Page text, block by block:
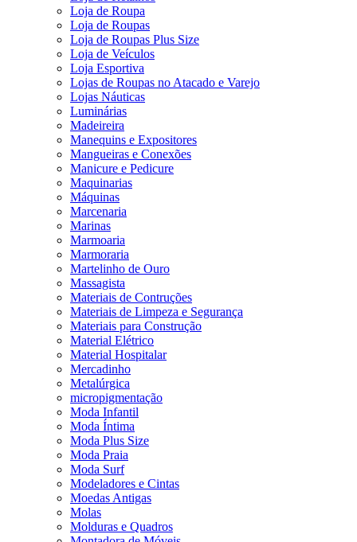
Loja de Roupa
Loja de Roupas
Loja de Roupas Plus Size
Loja de Veículos
Loja Esportiva
Lojas de Roupas no Atacado e Varejo
Lojas Náuticas
Luminárias
Madeireira
Manequins e Expositores
Mangueiras e Conexões
Manicure e Pedicure
Maquinarias
Máquinas
Marcenaria
Marinas
Marmoaria
Marmoraria
Martelinho de Ouro
Massagista
Materiais de Contruções
Materiais de Limpeza e Segurança
Materiais para Construção
Material Elétrico
Material Hospitalar
Mercadinho
Metalúrgica
micropigmentação
Moda Infantil
Moda Íntima
Moda Plus Size
Moda Praia
Moda Surf
Modeladores e Cintas
Moedas Antigas
Molas
Molduras e Quadros